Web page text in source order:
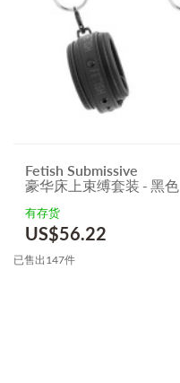
Fetish Submissive
豪华床上束缚套装 - 黑色
有存货
US$56.22
已售出147件